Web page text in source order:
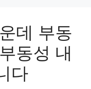
데 부동
동성 내
다